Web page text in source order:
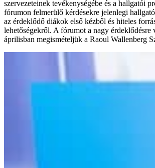
szervezeteinek tevékenységébe és a hallgatói
fórumon felmerülő kérdésekre jelenlegi
az érdeklődő diákok első kézből és hiteles
lehetőségekről. A fórumot a nagy érdeklődésre
áprilisban megismételjük a Raoul Wallenberg